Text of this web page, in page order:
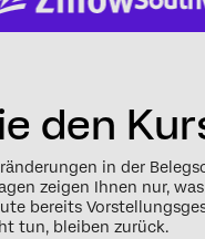
den
in der
zeigen Ihnen nur,
bereits
tun, bleiben zurück.